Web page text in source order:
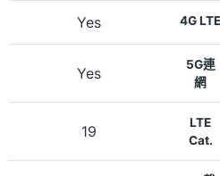
Yes 4G LTE
Yes
5G連
網
19
LTE
Cat.